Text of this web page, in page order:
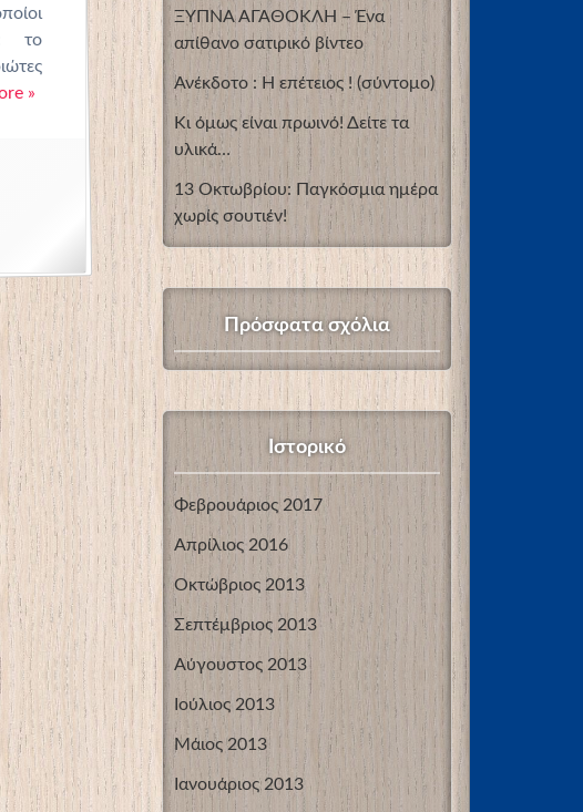
το
»
ΞΥΠΝΑ ΑΓΑΘΟΚΛΗ – Ένα
απίθανο σατιρικό βίντεο
Ανέκδοτο : Η επέτειος ! (σύντομο)
Κι όμως είναι πρωινό! Δείτε τα
υλικά…
13 Οκτωβρίου: Παγκόσμια ημέρα
χωρίς σουτιέν!
Πρόσφατα σχόλια
Ιστορικό
Φεβρουάριος 2017
Απρίλιος 2016
Οκτώβριος 2013
Σεπτέμβριος 2013
Αύγουστος 2013
Ιούλιος 2013
Μάιος 2013
Ιανουάριος 2013